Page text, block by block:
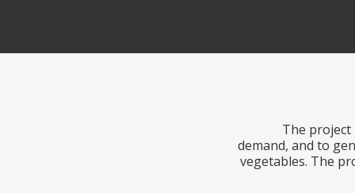
The
demand, and to
vegetables. The